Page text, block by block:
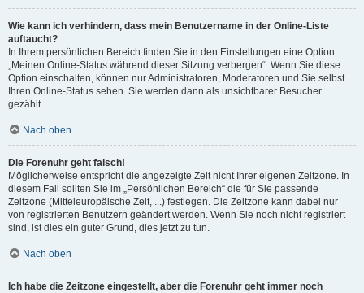
Wie kann ich verhindern, dass mein Benutzername in der Online-Liste
auftaucht?
In Ihrem persönlichen Bereich finden Sie in den Einstellungen eine Option
„Meinen Online-Status während dieser Sitzung verbergen“. Wenn Sie diese
Option einschalten, können nur Administratoren, Moderatoren und Sie selbst
Ihren Online-Status sehen. Sie werden dann als unsichtbarer Besucher
gezählt.
Nach oben
Die Forenuhr geht falsch!
Möglicherweise entspricht die angezeigte Zeit nicht Ihrer eigenen Zeitzone. In
diesem Fall sollten Sie im „Persönlichen Bereich“ die für Sie passende
Zeitzone (Mitteleuropäische Zeit, ...) festlegen. Die Zeitzone kann dabei nur
von registrierten Benutzern geändert werden. Wenn Sie noch nicht registriert
sind, ist dies ein guter Grund, dies jetzt zu tun.
Nach oben
Ich habe die Zeitzone eingestellt, aber die Forenuhr geht immer noch